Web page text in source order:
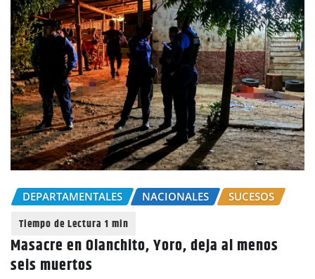
DEPARTAMENTALES NACIONALES SUCESOS
Masacre en Olanchito, Yoro, deja al menos
seis muertos